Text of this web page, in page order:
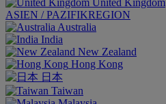
United Kingdom
ASIEN / PAZIFIKREGION
Australia
India
New Zealand
Hong Kong
日本
Taiwan